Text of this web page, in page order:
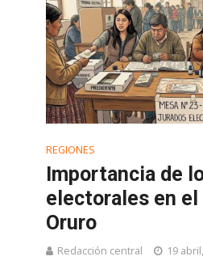
REGIONES
Importancia de
electorales en
Oruro
Redacción central 19